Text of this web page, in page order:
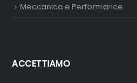
Meccanica e Performance
ACCETTIAMO